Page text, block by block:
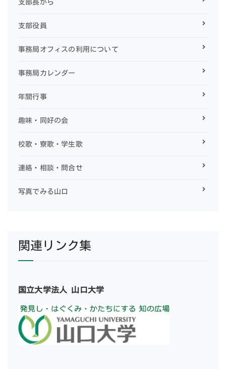
支部長から
支部役員
事務局オフィスの利用について
事務局カレンダー
年間行事
趣味・同好の会
校歌・寮歌・学生歌
連絡・相談・問合せ
写真でみる山口
関連リンク集
国立大学法人 山口大学